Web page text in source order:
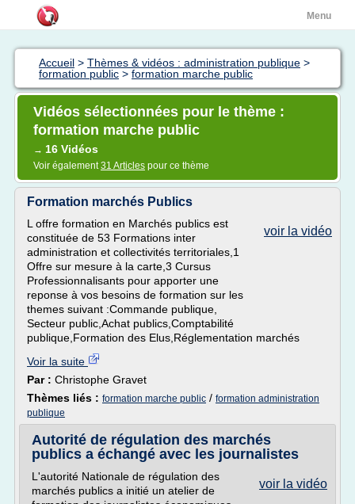
Menu
Accueil > Thèmes & vidéos : administration publique >
formation public > formation marche public
Vidéos sélectionnées pour le thème :
formation marche public
→ 16 Vidéos
Voir également31 Articles pour ce thème
Formation marchés Publics
voir la vidéo
L offre formation en Marchés publics est
constituée de 53 Formations inter
administration et collectivités territoriales,1
Offre sur mesure à la carte,3 Cursus
Professionnalisants pour apporter une
reponse à vos besoins de formation sur les
themes suivant :Commande publique,
Secteur public,Achat publics,Comptabilité
publique,Formation des Elus,Réglementation marchés
Voir la suite
Par : Christophe Gravet
Thèmes liés : formation marche public / formation administration
publique
Autorité de régulation des marchés
publics a échangé avec les journalistes
voir la vidéo
L'autorité Nationale de régulation des
marchés publics a initié un atelier de